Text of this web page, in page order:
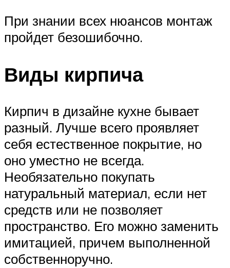
При знании всех нюансов монтаж
пройдет безошибочно.
Виды кирпича
Кирпич в дизайне кухне бывает
разный. Лучше всего проявляет
себя естественное покрытие, но
оно уместно не всегда.
Необязательно покупать
натуральный материал, если нет
средств или не позволяет
пространство. Его можно заменить
имитацией, причем выполненной
собственноручно.